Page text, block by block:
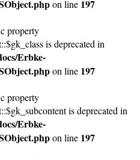
on line 197
property
is deprecated in
Erbke-
on line 197
property
is deprecated in
Erbke-
on line 197